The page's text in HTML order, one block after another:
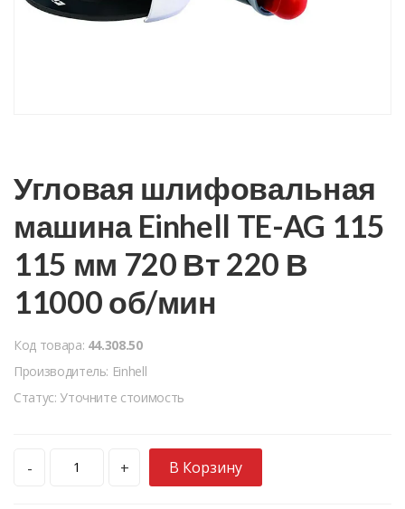
Угловая шлифовальная
машина Einhell TE-AG 115
115 мм 720 Вт 220 В
11000 об/мин
Код товара: 44.308.50
Производитель: Einhell
Статус: Уточните стоимость
- + В Корзину